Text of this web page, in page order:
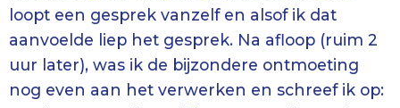
loopt een gesprek vanzelf en alsof ik dat
aanvoelde liep het gesprek. Na afloop (ruim 2
uur later), was ik de bijzondere ontmoeting
nog even aan het verwerken en schreef ik op: